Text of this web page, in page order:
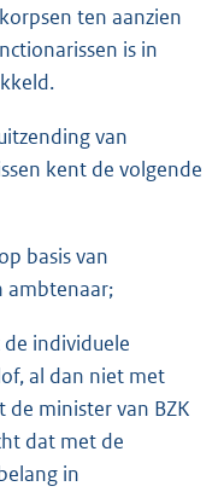
ten aanzien
is in
van
kent de volgende
basis van
ambtenaar;
individuele
al dan niet met
minister van BZK
dat met de
in